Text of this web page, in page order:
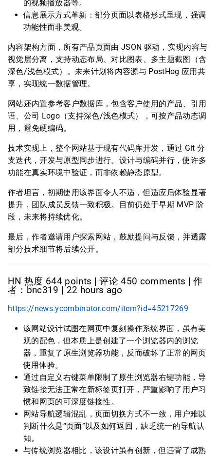
的视频播放器等。
信息展示方式革新：部分页面以表格形式呈现，强调
功能性而非美观。
内容架构方面，所有产品页面由 JSON 驱动，实现内容与
视觉层分离，支持动态布局、对比图表、多主题截图（含
深色/浅色模式）。未来计划将内容源与 PostHog 应用共
享，实现统一数据管理。
网站还内置参考客户数据库，包含客户使用的产品、引用
语、公司 Logo（支持深色/浅色模式），可按产品动态调
用，避免硬编码。
技术实现上，整个网站基于现有代码库开发，通过 Git 分
支迭代，开发与原型同步进行。设计与编码并行，使许多
功能在真实环境中验证，而非依赖静态原型。
作者坦言，初期使用该界面令人不适，但适应后体验显著
提升，团队成员反馈一致积极。目前仍处于早期 MVP 阶
段，未来将持续优化。
最后，作者邀请用户探索网站，鼓励提问与反馈，并透露
部分技术细节将后续公开。
HN 热度 644 points | 评论 450 comments | 作
者：bnc319 | 22 hours ago
https://news.ycombinator.com/item?id=45217269
该网站设计试图在网页中复刻操作系统界面，虽有美
观的配色，但本质上是创建了一个浏览器内的浏览
器，重复了原生浏览器功能，反而破坏了正常的网页
使用体验。
通过自定义右键菜单限制了原生浏览器右键功能，导
致链接无法正常在新标签页打开，严重影响了用户习
惯和网页的可深度链接性。
网站导航逻辑混乱，页面切换方式不一致，用户难以
判断什么是“页面”以及如何返回，缺乏统一的导航认
知。
与传统浏览器相比，该设计虽有创新，但违背了成熟